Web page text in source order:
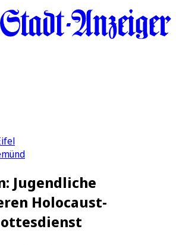
Jugendliche
Holocaust-